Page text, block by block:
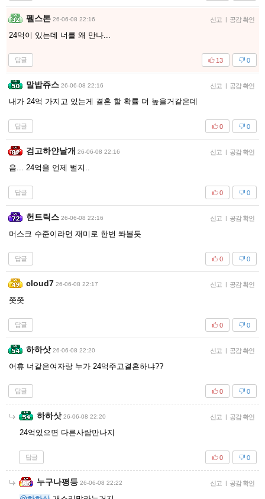
펠스톤 26-06-08 22:16 신고 | 공감 확인
24억이 있는데 너를 왜 만나...
답글 0
13
말밥쥬스 26-06-08 22:16 신고 | 공감 확인
내가 24억 가지고 있는게 결혼 할 확률 더 높을거같은데
답글 0
0
검고하얀날개 26-06-08 22:16 신고 | 공감 확인
음... 24억을 언제 벌지..
답글 0
0
헌트릭스 26-06-08 22:16 신고 | 공감 확인
머스크 수준이라면 재미로 한번 쏴볼듯
답글 0
0
cloud7 26-06-08 22:17 신고 | 공감 확인
쯧쯧
답글 0
0
하하삿 26-06-08 22:20 신고 | 공감 확인
어휴 너같은여자랑 누가 24억주고결혼하냐??
답글 0
0
하하삿 26-06-08 22:20 신고 | 공감 확인
24억있으면 다른사람만나지
답글 0
0
누구나평등 26-06-08 22:22 신고 | 공감 확인